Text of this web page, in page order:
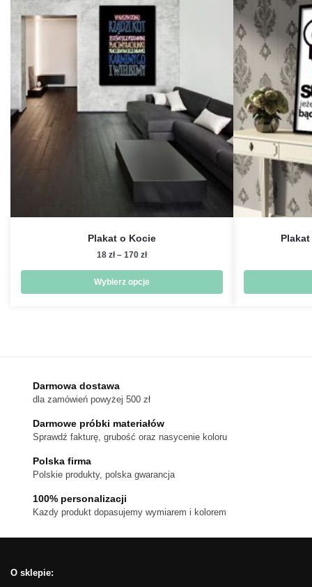
Plakat o Kocie
18 zł – 170 złZakres
od
18 zł
Wybierz opcje
można
wybrać
na
produktu
Darmowa dostawa
dla zamówień powyżej 500 zł
Darmowe próbki materiałów
Sprawdź fakturę, grubość oraz nasycenie koloru
Polska firma
Polskie produkty, polska gwarancja
100% personalizacji
Kazdy produkt dopasujemy wymiarem i kolorem
O sklepie: